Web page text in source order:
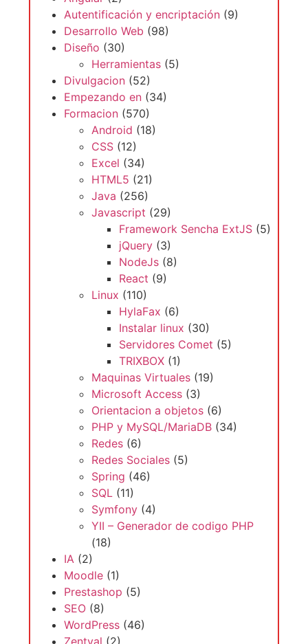
Autentificación y encriptación (9)
Desarrollo Web (98)
Diseño (30)
Herramientas (5)
Divulgacion (52)
Empezando en (34)
Formacion (570)
Android (18)
CSS (12)
Excel (34)
HTML5 (21)
Java (256)
Javascript (29)
Framework Sencha ExtJS (5)
jQuery (3)
NodeJs (8)
React (9)
Linux (110)
HylaFax (6)
Instalar linux (30)
Servidores Comet (5)
TRIXBOX (1)
Maquinas Virtuales (19)
Microsoft Access (3)
Orientacion a objetos (6)
PHP y MySQL/MariaDB (34)
Redes (6)
Redes Sociales (5)
Spring (46)
SQL (11)
Symfony (4)
YII – Generador de codigo PHP
(18)
IA (2)
Moodle (1)
Prestashop (5)
SEO (8)
WordPress (46)